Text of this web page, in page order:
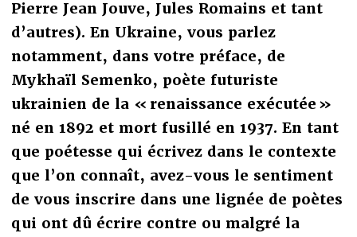
Pierre Jean Jouve, Jules Romains et tant
d’autres). En Ukraine, vous parlez
notamment, dans votre préface, de
Mykhaïl Semenko, poète futuriste
ukrainien de la « renaissance exécutée »
né en 1892 et mort fusillé en 1937. En tant
que poétesse qui écrivez dans le contexte
que l’on connaît, avez-vous le sentiment
de vous inscrire dans une lignée de poètes
qui ont dû écrire contre ou malgré la